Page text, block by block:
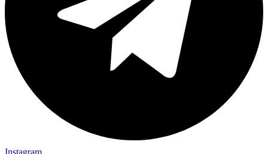
Instagram